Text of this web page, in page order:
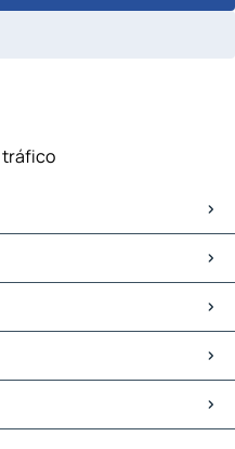
tráfico